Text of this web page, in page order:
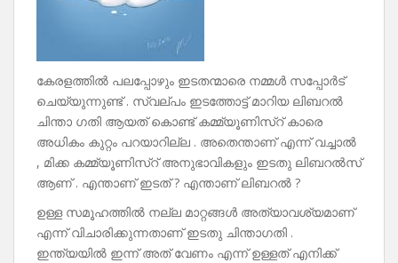
കേരളത്തിൽ പലപ്പോഴും ഇടതന്മാരെ നമ്മൾ സപ്പോർട്
ചെയ്യുന്നുണ്ട് . സ്വല്പം ഇടത്തോട്ട് മാറിയ ലിബറൽ
ചിന്താ ഗതി ആയത് കൊണ്ട് കമ്മ്യൂണിസ്റ് കാരെ
അധികം കുറ്റം പറയാറില്ല . അതെന്താണ് എന്ന് വച്ചാൽ
, മിക്ക കമ്മ്യൂണിസ്റ് അനുഭാവികളും ഇടതു ലിബറൽസ്
ആണ് . എന്താണ് ഇടത് ? എന്താണ് ലിബറൽ ?
ഉള്ള സമൂഹത്തിൽ നല്ല മാറ്റങ്ങൾ അത്യാവശ്യമാണ്
എന്ന് വിചാരിക്കുന്നതാണ് ഇടതു ചിന്താഗതി .
ഇന്ത്യയിൽ ഇന്ന് അത് വേണം എന്ന് ഉള്ളത് എനിക്ക്